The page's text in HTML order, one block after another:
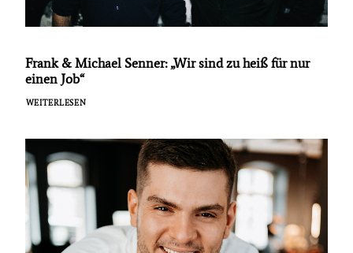
Frank & Michael Senner: „Wir sind zu heiß für nur
einen Job“
WEITERLESEN